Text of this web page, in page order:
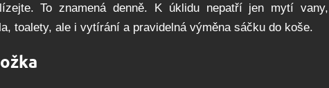
To znamená denně. K úklidu nepatří jen mytí vany,
toalety, ale i vytírání a pravidelná výměna sáčku do koše.